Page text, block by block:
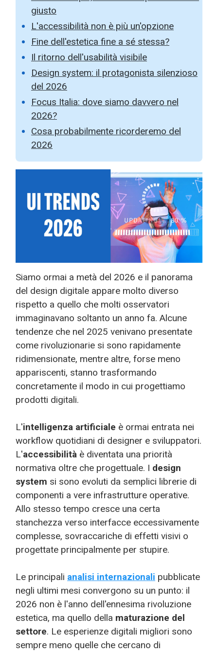
giusto
L'accessibilità non è più un'opzione
Fine dell'estetica fine a sé stessa?
Il ritorno dell'usabilità visibile
Design system: il protagonista silenzioso
del 2026
Focus Italia: dove siamo davvero nel
2026?
Cosa probabilmente ricorderemo del
2026
Siamo ormai a metà del 2026 e il panorama
del design digitale appare molto diverso
rispetto a quello che molti osservatori
immaginavano soltanto un anno fa. Alcune
tendenze che nel 2025 venivano presentate
come rivoluzionarie si sono rapidamente
ridimensionate, mentre altre, forse meno
appariscenti, stanno trasformando
concretamente il modo in cui progettiamo
prodotti digitali.
L'intelligenza artificiale è ormai entrata nei
workflow quotidiani di designer e sviluppatori.
L'accessibilità è diventata una priorità
normativa oltre che progettuale. I design
system si sono evoluti da semplici librerie di
componenti a vere infrastrutture operative.
Allo stesso tempo cresce una certa
stanchezza verso interfacce eccessivamente
complesse, sovraccariche di effetti visivi o
progettate principalmente per stupire.
Le principali analisi internazionali pubblicate
negli ultimi mesi convergono su un punto: il
2026 non è l'anno dell'ennesima rivoluzione
estetica, ma quello della maturazione del
settore. Le esperienze digitali migliori sono
sempre meno quelle che cercano di